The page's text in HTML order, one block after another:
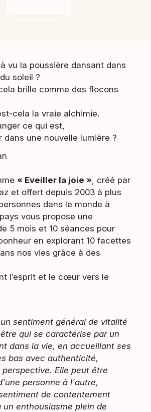
vu la poussière dansant dans
soleil ?
brille comme des flocons
cela la vraie alchimie.
ce qui est,
dans une nouvelle lumière ?
« Eveiller la joie », créé par
et offert depuis 2003 à plus
dans le monde à
vous propose une
5 mois et 10 séances pour
en explorant 10 facettes
nos vies grâce à des
l’esprit et le cœur vers le
sentiment général de vitalité
qui se caractérise par un
dans la vie, en accueillant ses
bas avec authenticité,
Elle peut être
personne à l'autre,
de contentement
un enthousiasme plein de